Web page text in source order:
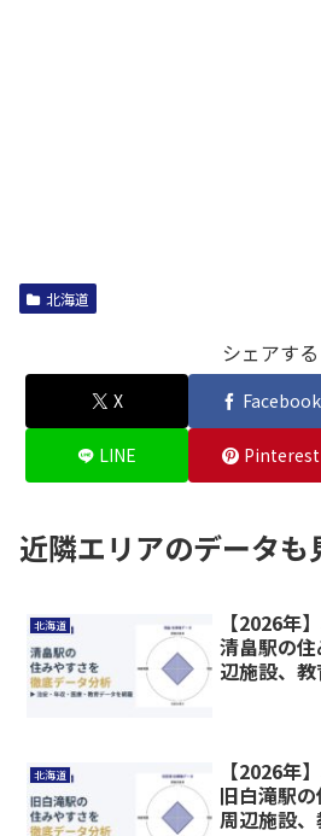
北海道
シェアする
X Facebook
LINE Pinterest
近隣エリアのデータも
北海道
【2026年
清畠駅の
辺施設、
北海道
【2026年
旧白滝駅
周辺施設